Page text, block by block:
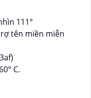
111°
tên miền miễn
C.